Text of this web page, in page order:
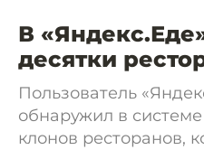
В
десятки
Пользователь
обнаружил в
клонов ресторанов,